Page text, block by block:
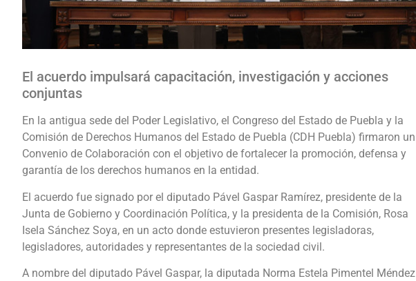
El acuerdo impulsará capacitación, investigación y acciones
conjuntas
En la antigua sede del Poder Legislativo, el Congreso del Estado de Puebla y la
Comisión de Derechos Humanos del Estado de Puebla (CDH Puebla) firmaron un
Convenio de Colaboración con el objetivo de fortalecer la promoción, defensa y
garantía de los derechos humanos en la entidad.
El acuerdo fue signado por el diputado Pável Gaspar Ramírez, presidente de la
Junta de Gobierno y Coordinación Política, y la presidenta de la Comisión, Rosa
Isela Sánchez Soya, en un acto donde estuvieron presentes legisladoras,
legisladores, autoridades y representantes de la sociedad civil.
A nombre del diputado Pável Gaspar, la diputada Norma Estela Pimentel Méndez